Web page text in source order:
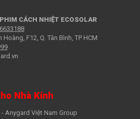
CÁCH NHIỆT ECOSOLAR
Hoàng, F12, Q. Tân Bình, TP HCM
Nhà Kính
Anygard Việt Nam Group